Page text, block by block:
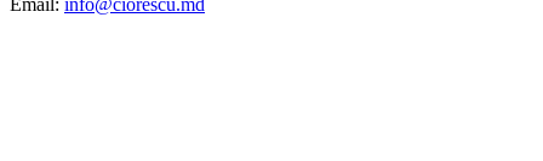
Email: info@ciorescu.md